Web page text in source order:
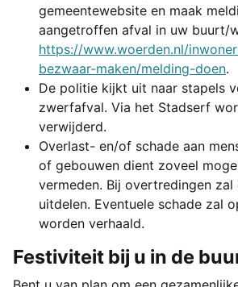
gemeentewebsite en maak
aangetroffen afval in uw buurt/
https://www.woerden.nl/
bezwaar-maken/melding-doen.
De politie kijkt uit naar stapels
zwerfafval. Via het Stadserf
verwijderd.
Overlast- en/of schade aan
of gebouwen dient zoveel
vermeden. Bij overtredingen
uitdelen. Eventuele schade zal
worden verhaald.
Festiviteit bij u in de